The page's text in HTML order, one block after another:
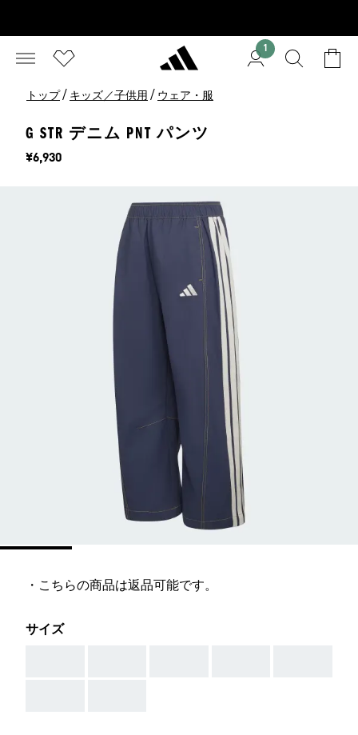
1
トップ / キッズ／子供用 / ウェア・服
G STR デニム PNT パンツ
価格
¥6,930
・こちらの商品は返品可能です。
サイズ